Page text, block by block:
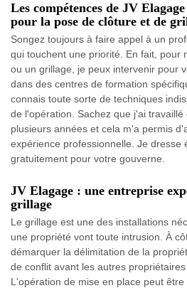
Les compétences de JV
pour la pose de clôture et de
Songez toujours à faire appel à un
qui touchent une priorité. En fait, pour
ou un grillage, je peux intervenir pour
dans des centres de formation
connais toute sorte de techniques
de l'opération. Sachez que j'ai
plusieurs années et cela m'a permis
expérience professionnelle. Je dresse
gratuitement pour votre gouverne.
JV Elagage : une entreprise
grillage
Le grillage est une des installations
une propriété vont toute intrusion. À
démarquer la délimitation de la
de conflit avant les autres propriétaires
L'opération de mise en place peut